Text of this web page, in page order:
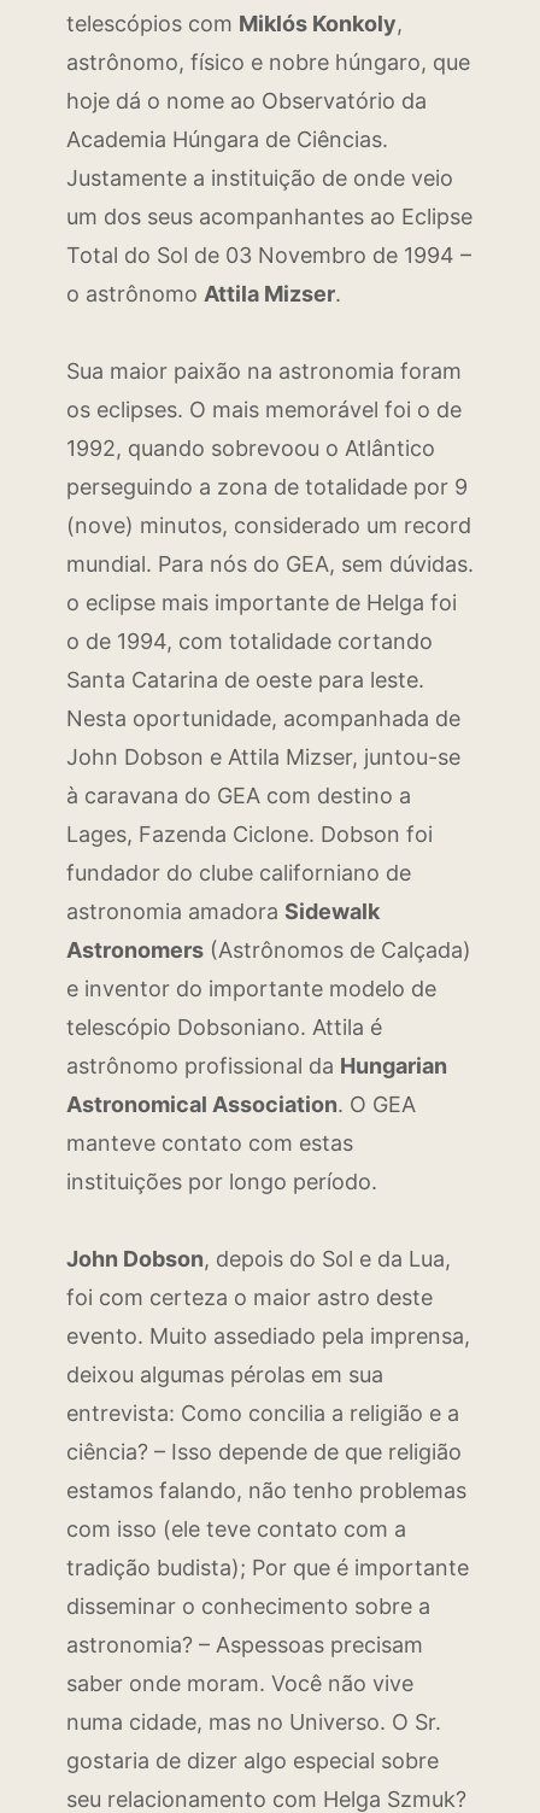
telescópios com Miklós Konkoly,
astrônomo, físico e nobre húngaro, que
hoje dá o nome ao Observatório da
Academia Húngara de Ciências.
Justamente a instituição de onde veio
um dos seus acompanhantes ao Eclipse
Total do Sol de 03 Novembro de 1994 –
o astrônomo Attila Mizser.
Sua maior paixão na astronomia foram
os eclipses. O mais memorável foi o de
1992, quando sobrevoou o Atlântico
perseguindo a zona de totalidade por 9
(nove) minutos, considerado um record
mundial. Para nós do GEA, sem dúvidas.
o eclipse mais importante de Helga foi
o de 1994, com totalidade cortando
Santa Catarina de oeste para leste.
Nesta oportunidade, acompanhada de
John Dobson e Attila Mizser, juntou-se
à caravana do GEA com destino a
Lages, Fazenda Ciclone. Dobson foi
fundador do clube californiano de
astronomia amadora Sidewalk
Astronomers (Astrônomos de Calçada)
e inventor do importante modelo de
telescópio Dobsoniano. Attila é
astrônomo profissional da Hungarian
Astronomical Association. O GEA
manteve contato com estas
instituições por longo período.
John Dobson, depois do Sol e da Lua,
foi com certeza o maior astro deste
evento. Muito assediado pela imprensa,
deixou algumas pérolas em sua
entrevista: Como concilia a religião e a
ciência? – Isso depende de que religião
estamos falando, não tenho problemas
com isso (ele teve contato com a
tradição budista); Por que é importante
disseminar o conhecimento sobre a
astronomia? – Aspessoas precisam
saber onde moram. Você não vive
numa cidade, mas no Universo. O Sr.
gostaria de dizer algo especial sobre
seu relacionamento com Helga Szmuk?